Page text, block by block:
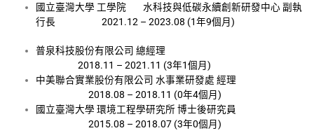
國立臺灣大學 工學院 水科技與低碳永續創新研發中心 副執
行長 2021.12 – 2023.08 (1年9個月)
普泉科技股份有限公司 總經理
2018.11 – 2021.11 (3年1個月)
中美聯合實業股份有限公司 水事業研發處 經理
2018.08 – 2018.11 (0年4個月)
國立臺灣大學 環境工程學研究所 博士後研究員
2015.08 – 2018.07 (3年0個月)